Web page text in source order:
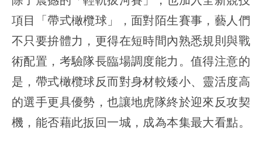
項目「帶式橄欖球」，面對陌生賽事，藝人們
不只要拚體力，更得在短時間內熟悉規則與戰
術配置，考驗隊長臨場調度能力。值得注意的
是，帶式橄欖球反而對身材較矮小、靈活度高
的選手更具優勢，也讓地虎隊終於迎來反攻契
機，能否藉此扳回一城，成為本集最大看點。